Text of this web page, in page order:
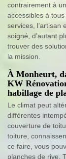
contrairement à
accessibles à
services, l’artisan
soigné, d’autant
trouver des
la mission.
À Monheurt,
KW
habillage de
Le climat peut
différentes
couverture de
toiture,
ce faire, vous
planches de rive.